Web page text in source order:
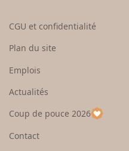
e
u
p
a
CGU et confidentialité
Plan du site
Emplois
Actualités
Coup de pouce 2026
Contact